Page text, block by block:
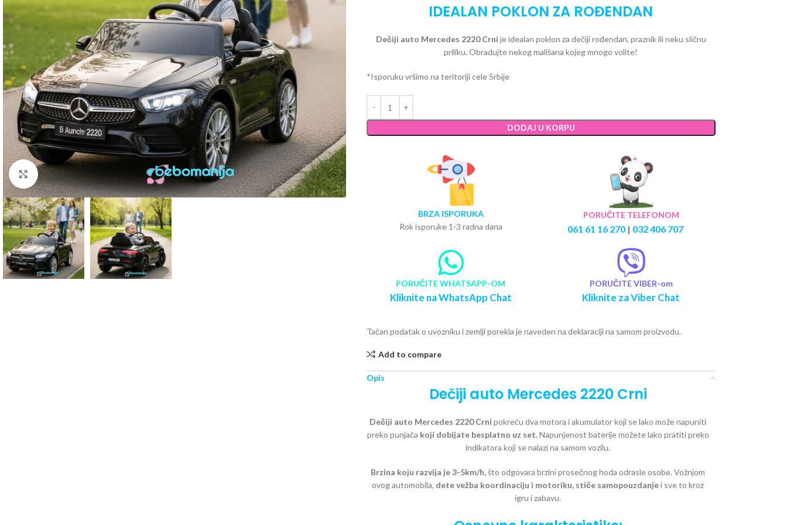
Click to enlarge
IDEALAN POKLON ZA ROĐENDAN
Dečiji auto Mercedes 2220 Crni je idealan poklon za dečiji rođendan, praznik ili neku sličnu
priliku. Obradujte nekog mališana kojeg mnogo volite!
*Isporuku vršimo na teritoriji cele Srbije
DODAJ U KORPU
BRZA ISPORUKA
Rok isporuke 1-3 radna dana
PORUČITE TELEFONOM
061 61 16 270| 032 406 707
PORUČITE WHATSAPP-OM
Kliknite na WhatsApp Chat
PORUČITE VIBER-om
Kliknite za Viber Chat
Tačan podatak o uvozniku i zemlji porekla je naveden na deklaraciji na samom proizvodu.
Add to compare
Opis
Dečiji auto Mercedes 2220 Crni
Dečiji auto Mercedes 2220 Crni pokreću dva motora i akumulator koji se lako može napuniti
preko punjača koji dobijate besplatno uz set.Napunjenost baterije možete lako pratiti preko
indikatora koji se nalazi na samom vozilu.
Brzina koju razvija je 3-5km/h,što odgovara brzini prosečnog hoda odrasle osobe. Vožnjom
ovog automobila, dete vežba koordinaciju i motoriku, stiče samopouzdanjei sve to kroz
igru i zabavu.